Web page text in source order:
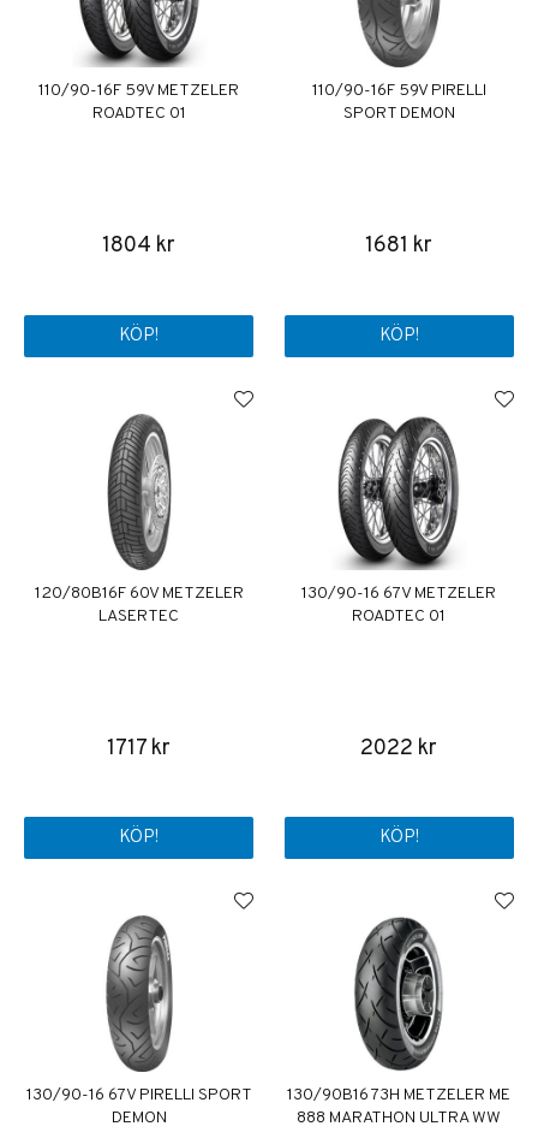
110/90-16F 59V METZELER
ROADTEC 01
1804 kr
KÖP!
110/90-16F 59V PIRELLI
SPORT DEMON
1681 kr
KÖP!
120/80B16F 60V METZELER
LASERTEC
1717 kr
KÖP!
130/90-16 67V METZELER
ROADTEC 01
2022 kr
KÖP!
130/90-16 67V PIRELLI SPORT
DEMON
130/90B16 73H METZELER ME
888 MARATHON ULTRA WW